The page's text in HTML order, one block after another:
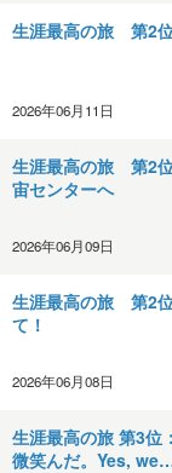
生涯最高の旅 第2
2026年06月11日
生涯最高の旅 第2
宙センターへ
2026年06月09日
生涯最高の旅 第2
て！
2026年06月08日
生涯最高の旅 第3位
微笑んだ。Yes,